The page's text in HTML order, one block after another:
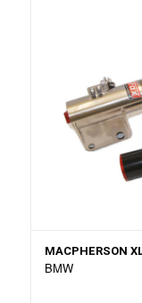
MACPHERSON
BMW